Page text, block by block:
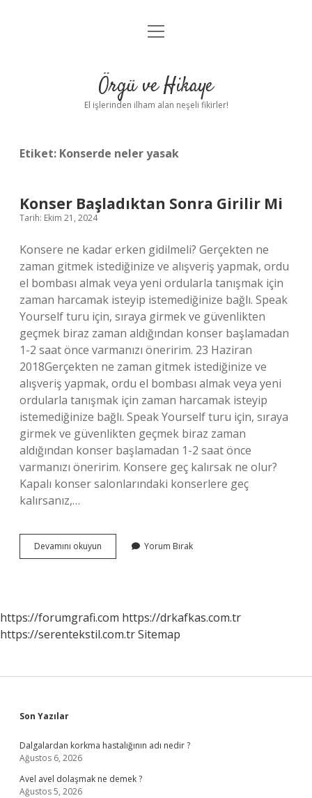
Anasayfa
Yasal Uyarı
menüyü
Örgü ve Hikaye
El işlerinden ilham alan neşeli fikirler!
Etiket: Konserde neler yasak
Konser Başladıktan Sonra Girilir Mi
Tarih: Ekim 21, 2024
Konsere ne kadar erken gidilmeli? Gerçekten ne
zaman gitmek istediğinize ve alışveriş yapmak, ordu
el bombası almak veya yeni ordularla tanışmak için
zaman harcamak isteyip istemediğinize bağlı. Speak
Yourself turu için, sıraya girmek ve güvenlikten
geçmek biraz zaman aldığından konser başlamadan
1-2 saat önce varmanızı öneririm. 23 Haziran
2018Gerçekten ne zaman gitmek istediğinize ve
alışveriş yapmak, ordu el bombası almak veya yeni
ordularla tanışmak için zaman harcamak isteyip
istemediğinize bağlı. Speak Yourself turu için, sıraya
girmek ve güvenlikten geçmek biraz zaman
aldığından konser başlamadan 1-2 saat önce
varmanızı öneririm. Konsere geç kalırsak ne olur?
Kapalı konser salonlarındaki konserlere geç
kalırsanız,…
Devamını okuyun
Başladıktan
Yorum Bırak
https://forumgrafi.com https://drkafkas.com.tr
https://serentekstil.com.trSitemap
Sidebar
Son Yazılar
Dalgalardan korkma hastalığının adı nedir ?
Ağustos 6, 2026
Avel avel dolaşmak ne demek ?
Ağustos 5, 2026